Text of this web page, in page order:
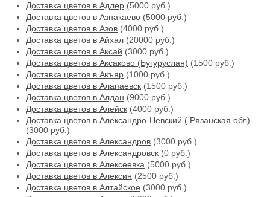
Доставка цветов в Адлер (5000 руб.)
Доставка цветов в Азнакаево (5000 руб.)
Доставка цветов в Азов (4000 руб.)
Доставка цветов в Айхал (20000 руб.)
Доставка цветов в Аксай (3000 руб.)
Доставка цветов в Аксаково (Бугуруслан) (1500 руб.)
Доставка цветов в Акъяр (1000 руб.)
Доставка цветов в Алапаевск (1500 руб.)
Доставка цветов в Алдан (9000 руб.)
Доставка цветов в Алейск (4000 руб.)
Доставка цветов в Александро-Невский ( Рязанская обл)
(3000 руб.)
Доставка цветов в Александров (3000 руб.)
Доставка цветов в Александровск (0 руб.)
Доставка цветов в Алексеевка (5000 руб.)
Доставка цветов в Алексин (2500 руб.)
Доставка цветов в Алтайское (3000 руб.)